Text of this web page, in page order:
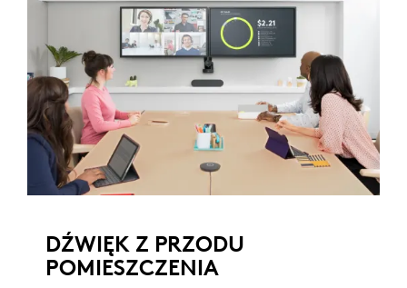
DŹWIĘK Z PRZODU
POMIESZCZENIA